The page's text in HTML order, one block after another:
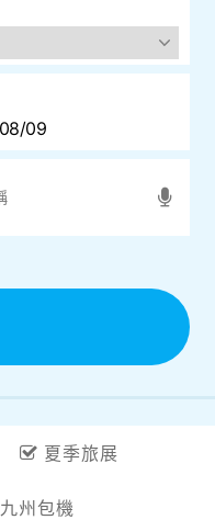
夏季旅展
九州包機